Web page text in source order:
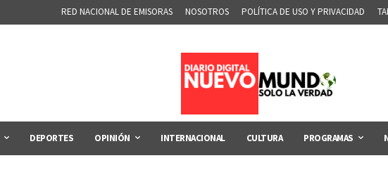
RED NACIONAL DE EMISORAS NOSOTROS POLÍTICA DE USO Y PRIVACIDAD
DEPORTES OPINIÓN INTERNACIONAL CULTURA PROGRAMAS